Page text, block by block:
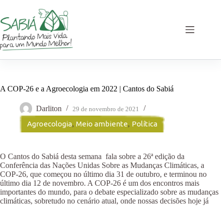
o
conteúdo
A COP-26 e a Agroecologia em 2022 | Cantos do Sabiá
Darliton 29 de novembro de 2021
Agroecologia, Meio ambiente, Política
O Cantos do Sabiá desta semana fala sobre a 26ª edição da
Conferência das Nações Unidas Sobre as Mudanças Climáticas, a
COP-26, que começou no último dia 31 de outubro, e terminou no
último dia 12 de novembro. A COP-26 é um dos encontros mais
importantes do mundo, para o debate especializado sobre as mudanças
climáticas, sobretudo no cenário atual, onde nossas decisões hoje já